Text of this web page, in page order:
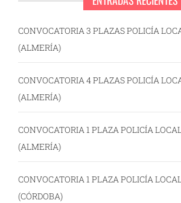
CONVOCATORIA 3 PLAZAS POLICÍA
(ALMERÍA)
CONVOCATORIA 4 PLAZAS POLICÍA
(ALMERÍA)
CONVOCATORIA 1 PLAZA POLICÍA
(ALMERÍA)
CONVOCATORIA 1 PLAZA POLICÍA
(CÓRDOBA)